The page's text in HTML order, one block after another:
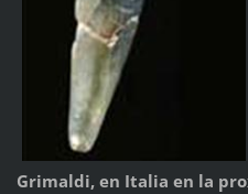
Grimaldi, en Italia en la